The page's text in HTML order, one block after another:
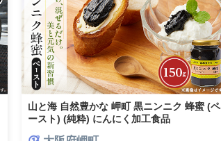
山と海 自然豊かな 岬町 黒ニンニク 蜂蜜 (ペ
ースト) (純粋) にんにく加工食品